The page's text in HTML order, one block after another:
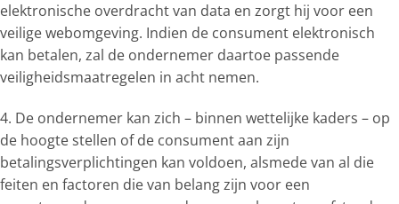
elektronische overdracht van data en zorgt hij voor een
veilige webomgeving. Indien de consument elektronisch
kan betalen, zal de ondernemer daartoe passende
veiligheidsmaatregelen in acht nemen.
4. De ondernemer kan zich – binnen wettelijke kaders – op
de hoogte stellen of de consument aan zijn
betalingsverplichtingen kan voldoen, alsmede van al die
feiten en factoren die van belang zijn voor een